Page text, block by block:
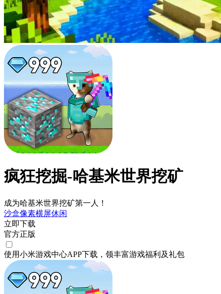
疯狂挖掘-哈基米世界挖矿
成为哈基米世界挖矿第一人！
沙盒像素横屏休闲
立即下载
官方正版
使用小米游戏中心APP下载 ，领丰富游戏福利 及礼包